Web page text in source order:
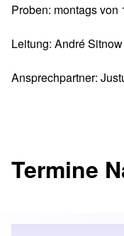
Proben: montags von
Leitung: André Sitnow
Ansprechpartner:
Termine